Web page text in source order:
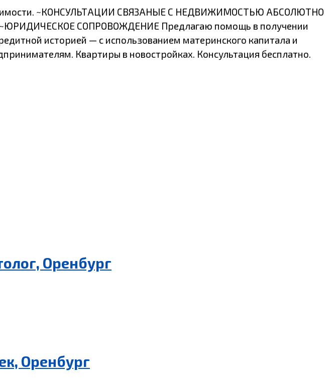
~КОНСУЛЬТАЦИИ СВЯЗАНЫЕ С НЕДВИЖИМОСТЬЮ АБСОЛЮТНО
СОПРОВОЖДЕНИЕ Предлагаю помощь в получении
историей — с использованием материнского капитала и
Квартиры в новостройках. Консультация бесплатно.
Оренбург
Оренбург